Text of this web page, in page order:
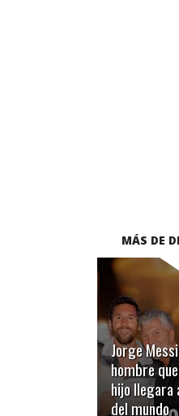
MÁS DE
Jorge
hombre
hijo llegara
del mundo